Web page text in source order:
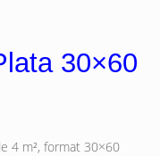
30×60
4 m², format 30×60